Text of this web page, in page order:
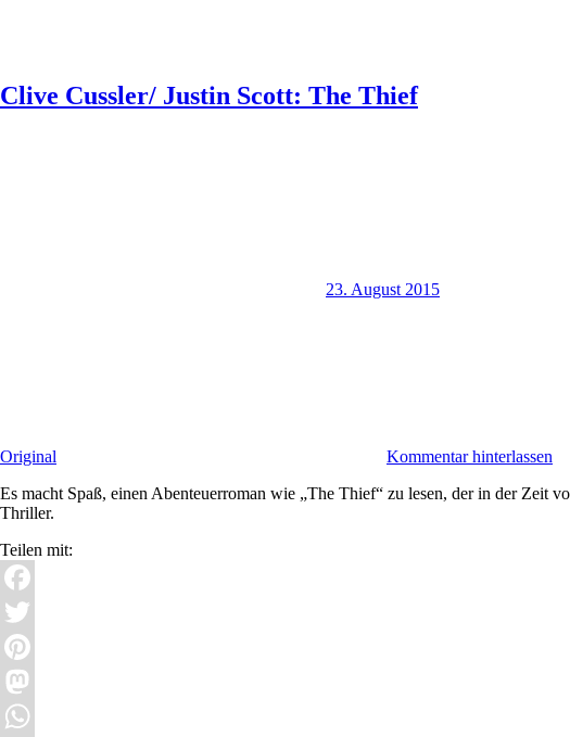
Clive Cussler/ Justin Scott: The Thief
23. August 2015
Original
Kommentar hinterlassen
Es macht Spaß, einen Abenteuerroman wie „The Thief“ zu lesen, der in der
Thriller.
Teilen mit:
Facebook
Twitter
Pinterest
Mastodon